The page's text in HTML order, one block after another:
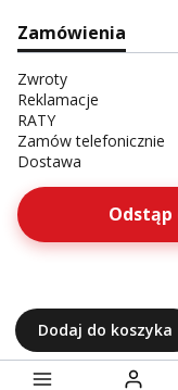
Zamówienia
Zwroty
Reklamacje
RATY
Zamów telefonicznie
Dostawa
Dodaj do koszyka